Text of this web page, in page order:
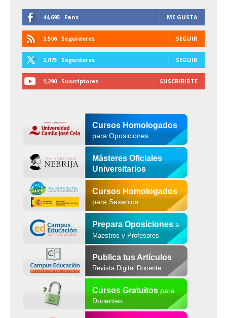
44,695 Fans ME GUSTA
3,506 Seguidores SEGUIR
2,075 Seguidores SEGUIR
1,290 Suscriptores SUSCRIBIRTE
Cursos Homologados
para Oposiciones
Másteres Oficiales
Universitarios
Cursos Homologados
para Sexenios
Prepara Oposiciones a
Maestros y Profesores
Publica tus Artículos
Revista Digital Docente
Cursos Gratuitospara
Docentes